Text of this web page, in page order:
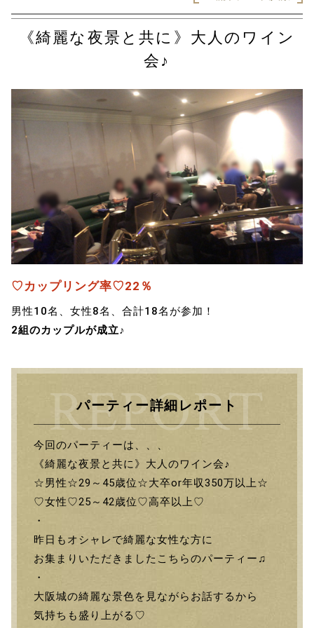
《綺麗な夜景と共に》大人のワイン
会♪
♡カップリング率♡22％
男性10名、女性8名、合計18名が参加！
2組のカップルが成立♪
パーティー詳細レポート
今回のパーティーは、、、
《綺麗な夜景と共に》大人のワイン会♪
☆男性☆29～45歳位☆大卒or年収350万以上☆
♡女性♡25～42歳位♡高卒以上♡
・
昨日もオシャレで綺麗な女性な方に
お集まりいただきましたこちらのパーティー♫
・
大阪城の綺麗な景色を見ながらお話するから
気持ちも盛り上がる♡